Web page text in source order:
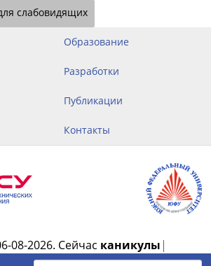
слабовидящих
Образование
Разработки
Публикации
Контакты
08-2026. Сейчас каникулы |